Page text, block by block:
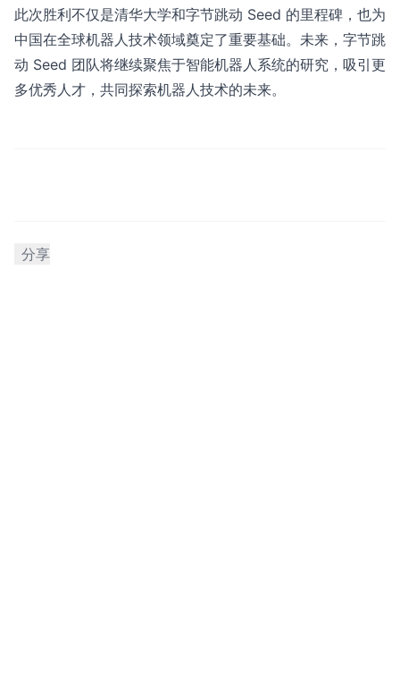
此次胜利不仅是清华大学和字节跳动 Seed 的里程碑，也为
中国在全球机器人技术领域奠定了重要基础。未来，字节跳
动 Seed 团队将继续聚焦于智能机器人系统的研究，吸引更
多优秀人才，共同探索机器人技术的未来。
分享